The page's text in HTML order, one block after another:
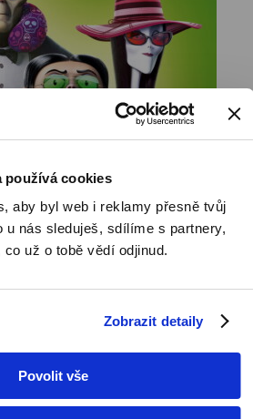
používá cookies
aby byl web i reklamy přesně tvůj
u nás sleduješ, sdílíme s partnery,
už o tobě vědí odjinud.
Zobrazit detaily
Povolit vše